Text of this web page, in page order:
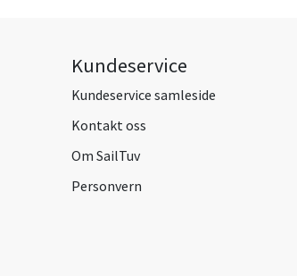
Kundeservice
Kundeservice samleside
Kontakt oss
Om SailTuv
Personvern